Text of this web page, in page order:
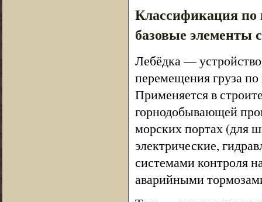
Классификация по
базовые элементы
Лебёдка —
перемещения груза
Применяется в
горнодобывающей
морских портах (для
электрические,
системами контроля
аварийными